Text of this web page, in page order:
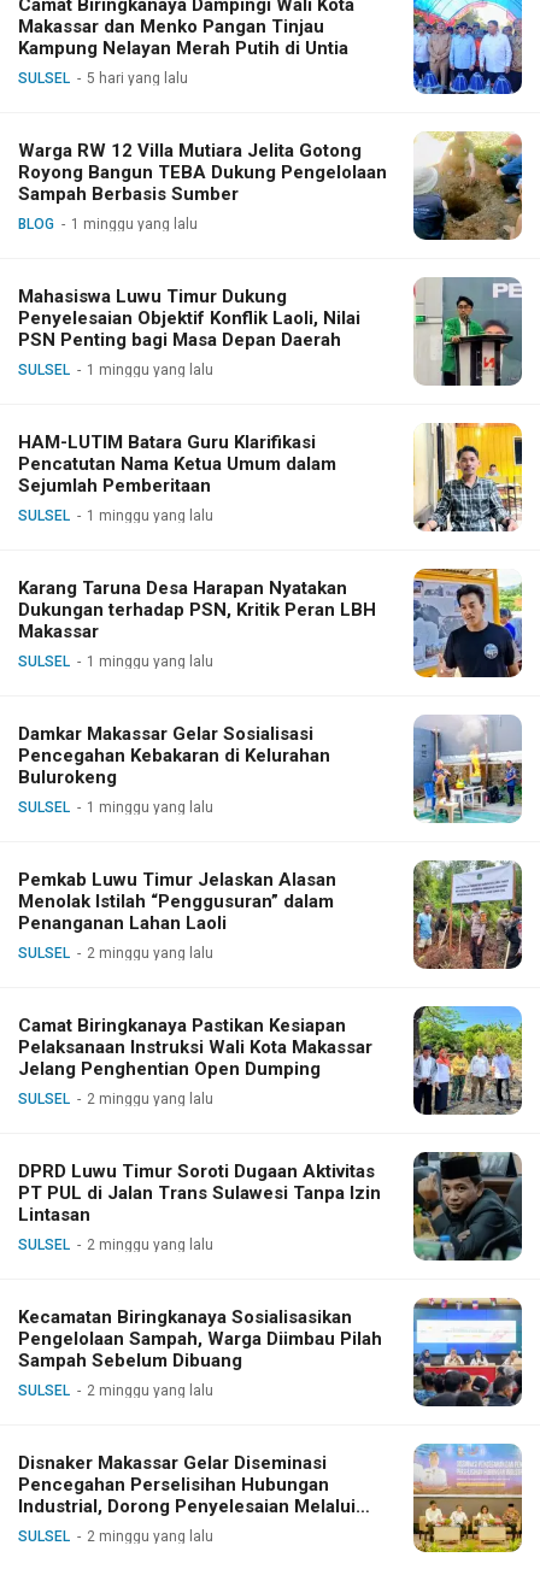
Camat Biringkanaya Dampingi Wali Kota
Makassar dan Menko Pangan Tinjau
Kampung Nelayan Merah Putih di Untia
SULSEL 5 hari yang lalu
Warga RW 12 Villa Mutiara Jelita Gotong
Royong Bangun TEBA Dukung Pengelolaan
Sampah Berbasis Sumber
BLOG 1 minggu yang lalu
Mahasiswa Luwu Timur Dukung
Penyelesaian Objektif Konflik Laoli, Nilai
PSN Penting bagi Masa Depan Daerah
SULSEL 1 minggu yang lalu
HAM-LUTIM Batara Guru Klarifikasi
Pencatutan Nama Ketua Umum dalam
Sejumlah Pemberitaan
SULSEL 1 minggu yang lalu
Karang Taruna Desa Harapan Nyatakan
Dukungan terhadap PSN, Kritik Peran LBH
Makassar
SULSEL 1 minggu yang lalu
Damkar Makassar Gelar Sosialisasi
Pencegahan Kebakaran di Kelurahan
Bulurokeng
SULSEL 1 minggu yang lalu
Pemkab Luwu Timur Jelaskan Alasan
Menolak Istilah “Penggusuran” dalam
Penanganan Lahan Laoli
SULSEL 2 minggu yang lalu
Camat Biringkanaya Pastikan Kesiapan
Pelaksanaan Instruksi Wali Kota Makassar
Jelang Penghentian Open Dumping
SULSEL 2 minggu yang lalu
DPRD Luwu Timur Soroti Dugaan Aktivitas
PT PUL di Jalan Trans Sulawesi Tanpa Izin
Lintasan
SULSEL 2 minggu yang lalu
Kecamatan Biringkanaya Sosialisasikan
Pengelolaan Sampah, Warga Diimbau Pilah
Sampah Sebelum Dibuang
SULSEL 2 minggu yang lalu
Disnaker Makassar Gelar Diseminasi
Pencegahan Perselisihan Hubungan
Industrial, Dorong Penyelesaian Melalui
Dialog
SULSEL 2 minggu yang lalu